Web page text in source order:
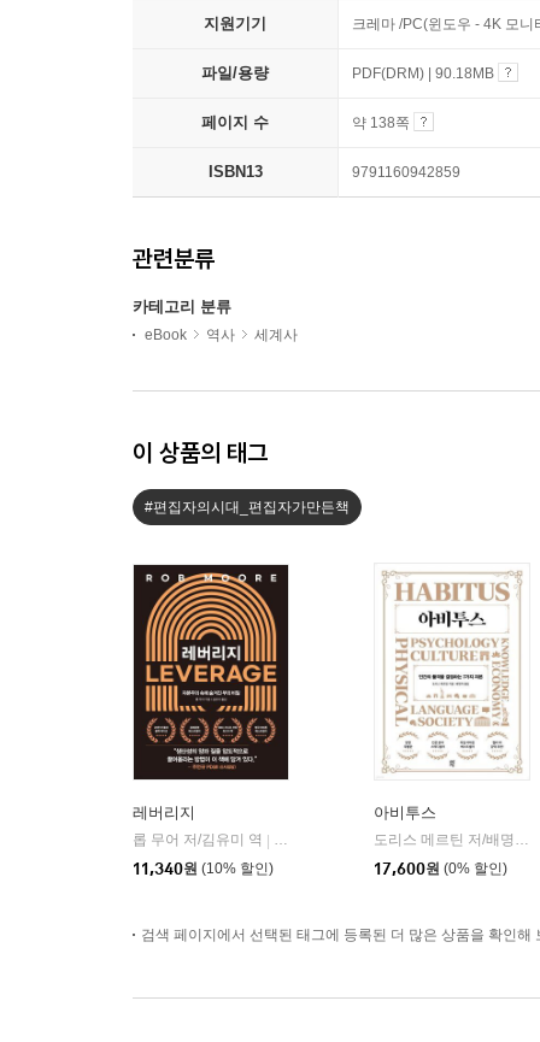
지원기기 크레마 /PC(윈도우 - 4K 모
파일/용량 PDF(DRM) | 90.18MB
페이지 수 약 138쪽
ISBN13 9791160942859
관련분류
카테고리 분류
eBook 역사 세계사
이 상품의 태그
#편집자의시대_편집자가만든책
레버리지
롭 무어 저/김유미 역 |
11,340원 (10% 할인)
아비투스
17,600원 (0% 할인)
검색 페이지에서 선택된 태그에 등록된 더 많은 상품을 확인해